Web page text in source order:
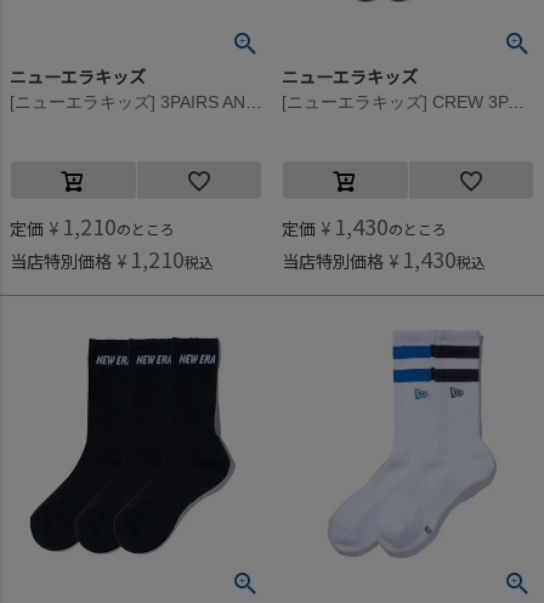
ニューエラキッズ
[ニューエラキッズ] 3PAIRS ANKLE SOCKS(NAVY) ネイビー
定価 ¥ 1,210のところ
当店特別価格 ¥ 1,210税込
ニューエラキッズ
[ニューエラキッズ] CREW 3PAIRS LINE SOCKS(BLACK) ブラック
定価 ¥ 1,430のところ
当店特別価格 ¥ 1,430税込